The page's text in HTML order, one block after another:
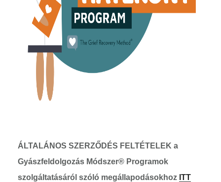
ÁLTALÁNOS SZERZŐDÉS FELTÉTELEK a
Gyászfeldolgozás Módszer® Programok
szolgáltatásáról szóló megállapodásokhoz ITT